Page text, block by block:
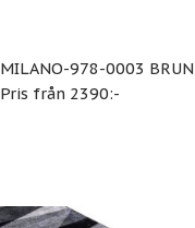
MILANO-978-0003 BRUN
Pris från 2390:-